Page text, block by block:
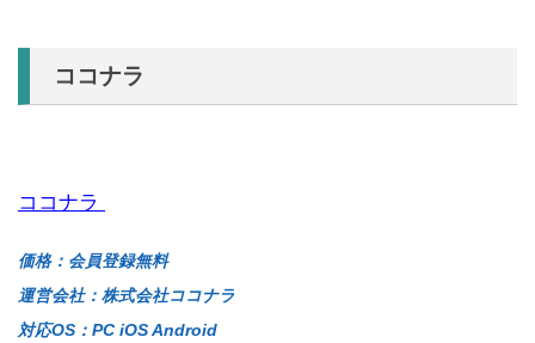
ココナラ
ココナラ
価格：会員登録無料
運営会社：株式会社ココナラ
対応OS：PC iOS Android